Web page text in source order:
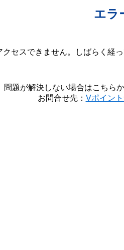
エラ
クセスできません。しばらく経
問題が解決しない場合はこちら
お問合せ先： Vポイン